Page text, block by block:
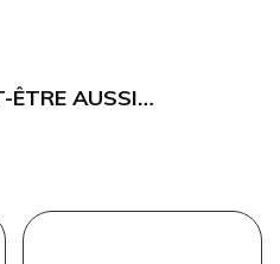
ÊTRE AUSSI…